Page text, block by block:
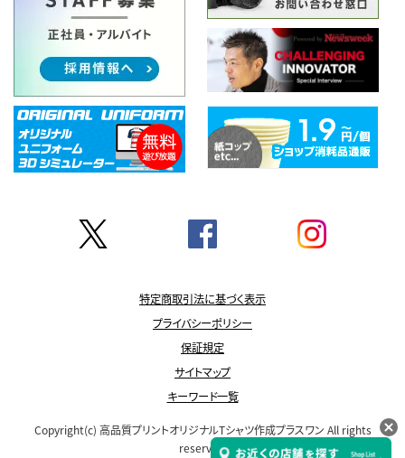
特定商取引法に基づく表示
プライバシーポリシー
保証規定
サイトマップ
キーワード一覧
Copyright(c) 高品質プリントオリジナルTシャツ作成プラスワン All rights
reserved.